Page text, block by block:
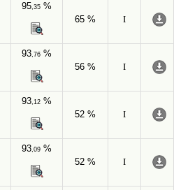
95,35 %
65 %
I
93,76 %
56 %
I
93,12 %
52 %
I
93,09 %
52 %
I